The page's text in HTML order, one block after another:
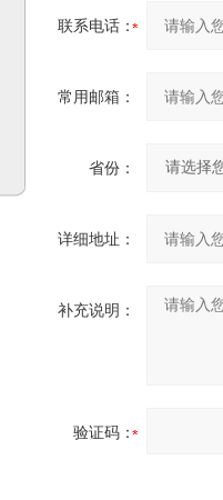
联系电话：
常用邮箱：
省份：
详细地址：
补充说明：
验证码：